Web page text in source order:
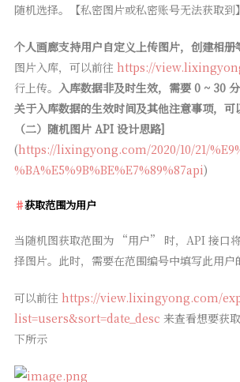
随机选择。【私密图片或私密账号无法获取到】
个人画廊支持用户自定义上传图片，创建相册
图片入库，可以前往 https://
行上传。 入库数据非及时生效，需要 0 ~ 30 分
关于入库数据的生效时间及其他注意事项，
（二）随机图片 API 设计思路]
(https://lixingyong.com/2020/10/21/
%BA%E5%9B%BE%E7%89%87api)
获取范围为用户
当随机图获取范围为 “用户” 时，API 接口
择图片。此时，需要在范围编号中填写此用户
可以前往 https://view.lixingyong.com/
list=users&sort=date_desc 来查看想要获
下所示